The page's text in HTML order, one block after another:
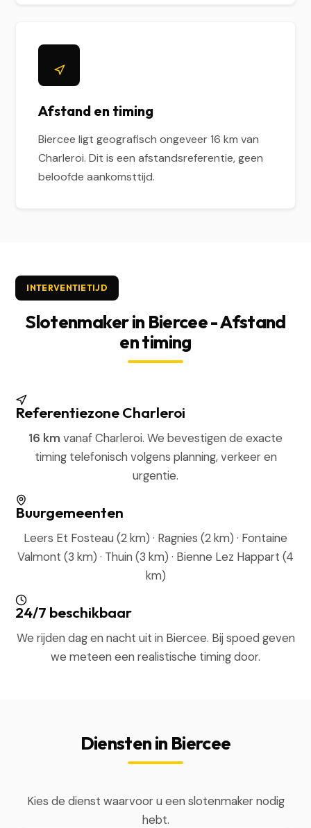
Afstand en timing
Biercee ligt geografisch ongeveer 16 km van
Charleroi. Dit is een afstandsreferentie, geen
beloofde aankomsttijd.
INTERVENTIETIJD
Slotenmaker in Biercee - Afstand
en timing
Referentiezone Charleroi
16 km vanaf Charleroi. We bevestigen de exacte
timing telefonisch volgens planning, verkeer en
urgentie.
Buurgemeenten
Leers Et Fosteau (2 km) · Ragnies (2 km) · Fontaine
Valmont (3 km) · Thuin (3 km) · Bienne Lez Happart (4
km)
24/7 beschikbaar
We rijden dag en nacht uit in Biercee. Bij spoed geven
we meteen een realistische timing door.
Diensten in Biercee
Kies de dienst waarvoor u een slotenmaker nodig
hebt.